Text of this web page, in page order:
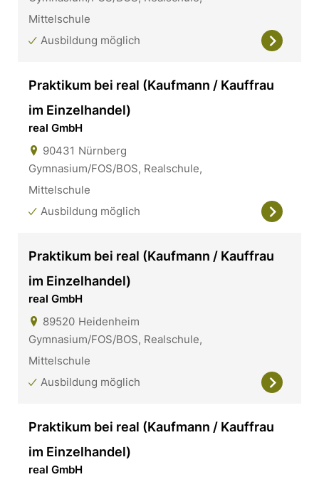
Mittelschule
Ausbildung möglich
Praktikum bei real (Kaufmann / Kauffrau
im Einzelhandel)
real GmbH
90431 Nürnberg
Gymnasium/FOS/BOS, Realschule,
Mittelschule
Ausbildung möglich
Praktikum bei real (Kaufmann / Kauffrau
im Einzelhandel)
real GmbH
89520 Heidenheim
Gymnasium/FOS/BOS, Realschule,
Mittelschule
Ausbildung möglich
Praktikum bei real (Kaufmann / Kauffrau
im Einzelhandel)
real GmbH